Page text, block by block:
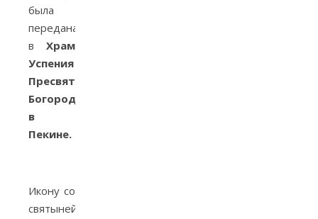
была
передана
в Храм
Успения
Пресвятой
Богородицы
в
Пекине.
Икону со
святыней